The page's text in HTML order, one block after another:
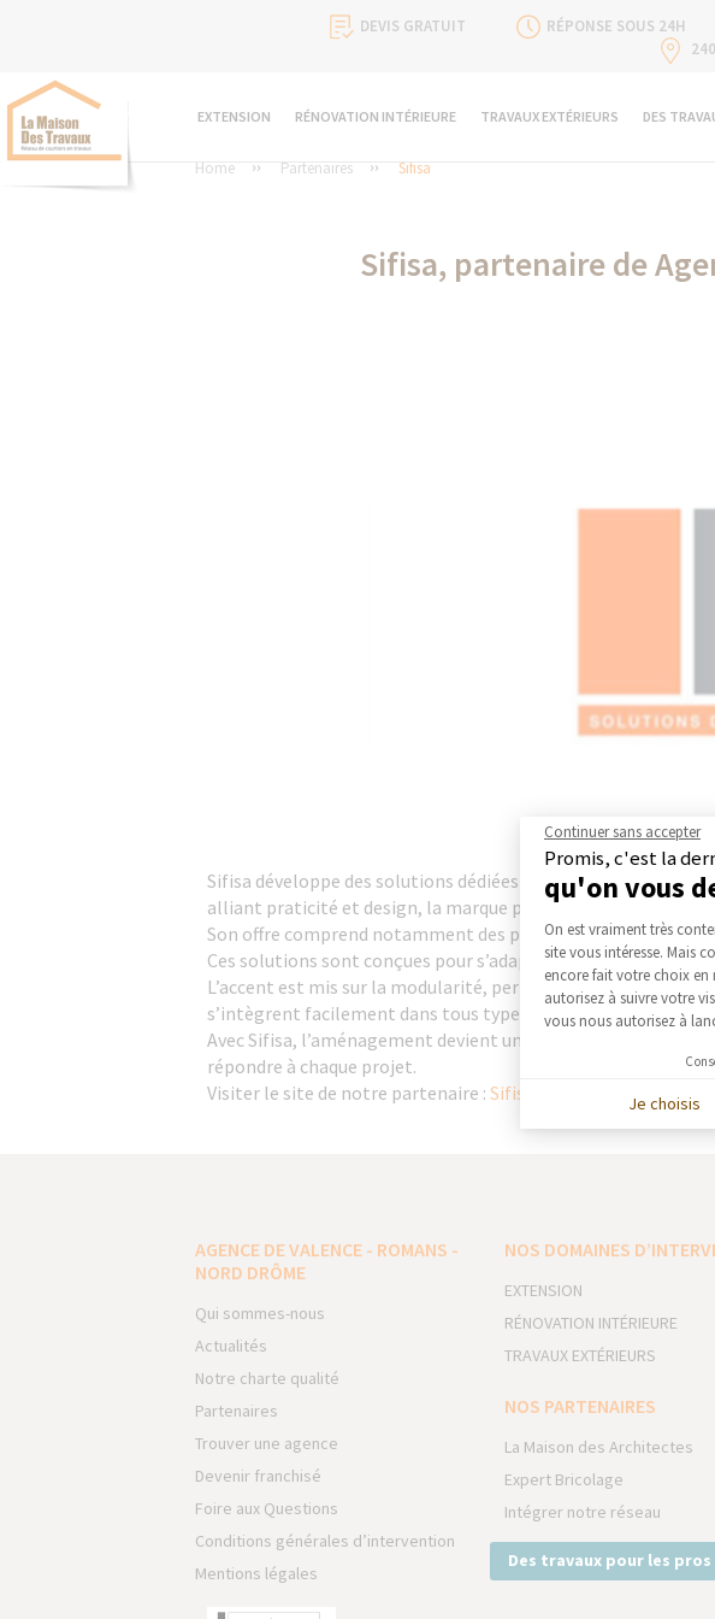
DEVIS GRATUIT RÉPONSE SOUS 24H
EXTENSION RÉNOVATION INTÉRIEURE TRAVAUX EXTÉRIEURS DES
Home Partenaires Sifisa
Sifisa, partenaire de
Sifisa développe des solutions dédiées à l’aménagement
alliant praticité et design, la marque propose des
Son offre comprend notamment des portes de placard, des
Ces solutions sont conçues pour s’adapter à chaque
L’accent est mis sur la modularité, permettant de créer des
s’intègrent facilement dans tous types d’intérieurs, du plus
Avec Sifisa, l’aménagement devient un véritable levier de
répondre à chaque projet.
Visiter le site de notre partenaire : Sifisa — Aménagement
AGENCE DE VALENCE - ROMANS -
NORD DRÔME
Qui sommes-nous
Actualités
Notre charte qualité
Partenaires
Trouver une agence
Devenir franchisé
Foire aux Questions
Conditions générales d’intervention
Mentions légales
NOS DOMAINES
EXTENSION
RÉNOVATION INTÉRIEURE
TRAVAUX EXTÉRIEURS
NOS PARTENAIRES
La Maison des Architectes
Expert Bricolage
Intégrer notre réseau
Des travaux pour les pros
Continuer sans accepter
Promis, c'est la
qu'on vous
Plateforme
On est vraiment très
site vous intéresse. Mais
encore fait votre choix
autorisez à suivre votre
vous nous autorisez à
Je choisis